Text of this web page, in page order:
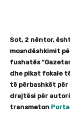
Sot, 2 nëntor,
mosndëshkimit
fushatës
dhe pikat fokale
të përbashkët
drejtësi për
transmeton